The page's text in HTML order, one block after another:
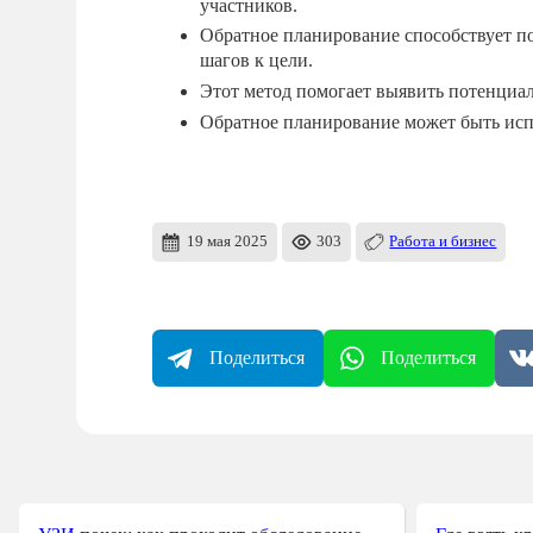
участников.
Обратное планирование способствует
шагов к цели.
Этот метод помогает выявить
Обратное планирование может быть
19 мая 2025 303 Работа и бизнес
Поделиться Поделиться